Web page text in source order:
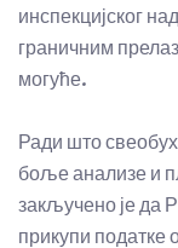
инспекцијског
граничним
могуће.
Ради што
боље анализе и
закључено је да
прикупи податке